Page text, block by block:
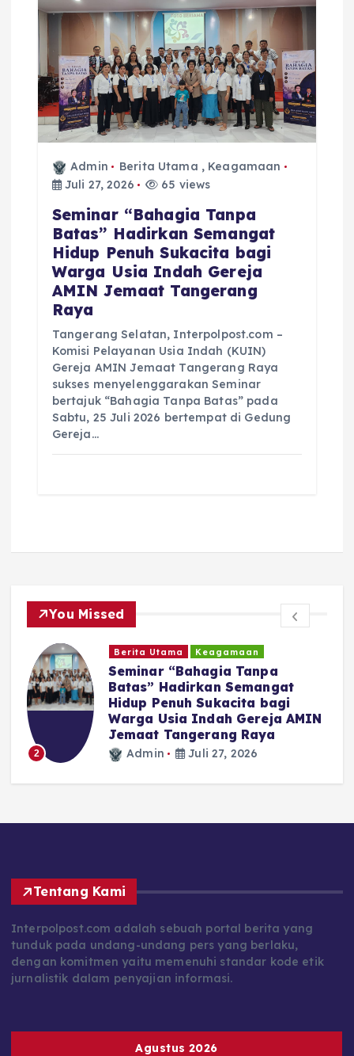
Admin Berita Utama , Keagamaan
Juli 27, 2026
65 views
Seminar “Bahagia Tanpa
Batas” Hadirkan Semangat
Hidup Penuh Sukacita bagi
Warga Usia Indah Gereja
AMIN Jemaat Tangerang
Raya
Tangerang Selatan, Interpolpost.com –
Komisi Pelayanan Usia Indah (KUIN)
Gereja AMIN Jemaat Tangerang Raya
sukses menyelenggarakan Seminar
bertajuk “Bahagia Tanpa Batas” pada
Sabtu, 25 Juli 2026 bertempat di Gedung
Gereja…
You Missed
2
Berita Utama Keagamaan
Seminar “Bahagia Tanpa
Batas” Hadirkan Semangat
Hidup Penuh Sukacita bagi
Warga Usia Indah Gereja AMIN
Jemaat Tangerang Raya
Admin Juli 27, 2026
Tentang Kami
Interpolpost.com adalah sebuah portal berita yang
tunduk pada undang-undang pers yang berlaku,
dengan komitmen yaitu memenuhi standar kode etik
jurnalistik dalam penyajian informasi.
Agustus 2026